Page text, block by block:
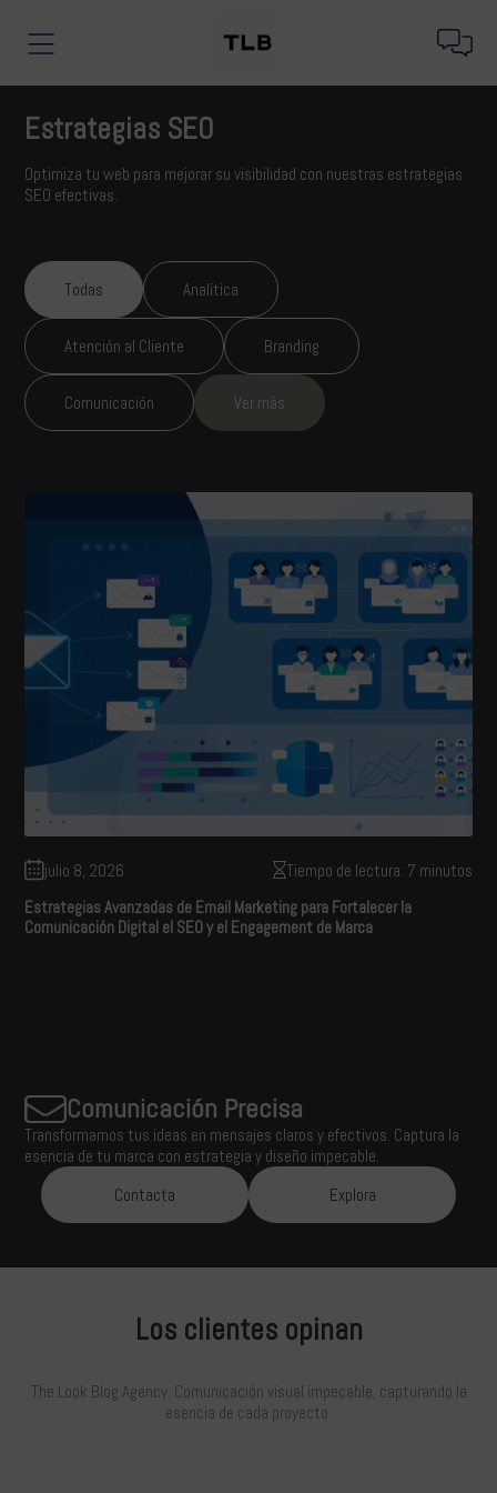
Estrategias SEO
Optimiza tu web para mejorar su visibilidad con nuestras estrategias
SEO efectivas.
Todas Analítica
Atención al Cliente Branding
Comunicación Ver más
julio 8, 2026
Tiempo de lectura: 7 minutos
Estrategias Avanzadas de Email Marketing para Fortalecer la
Comunicación Digital el SEO y el Engagement de Marca
Comunicación Precisa
Transformamos tus ideas en mensajes claros y efectivos. Captura la
esencia de tu marca con estrategia y diseño impecable.
Contacta
Explora
Los clientes opinan
The Look Blog Agency: Comunicación visual impecable, capturando la
esencia de cada proyecto.